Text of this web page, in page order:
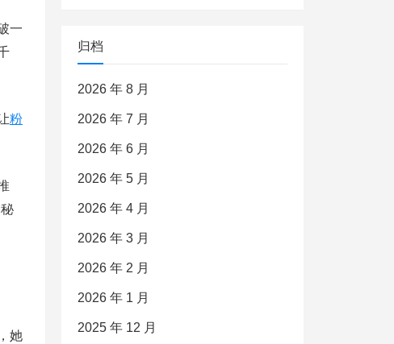
一
粉
她
归档
2026 年 8 月
2026 年 7 月
2026 年 6 月
2026 年 5 月
2026 年 4 月
2026 年 3 月
2026 年 2 月
2026 年 1 月
2025 年 12 月